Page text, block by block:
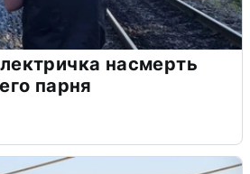
насмерть
парня